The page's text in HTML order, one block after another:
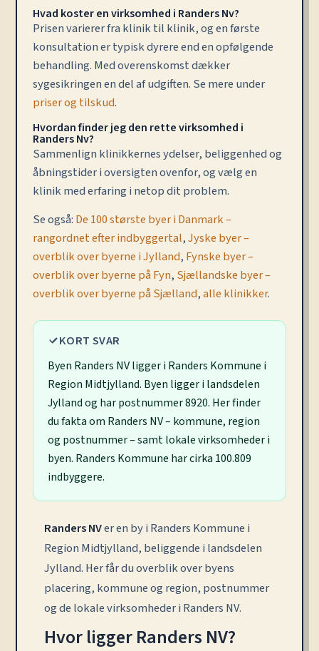
Hvad koster en virksomhed i Randers Nv?
Prisen varierer fra klinik til klinik, og en første
konsultation er typisk dyrere end en opfølgende
behandling. Med overenskomst dækker
sygesikringen en del af udgiften. Se mere under
priser og tilskud.
Hvordan finder jeg den rette virksomhed i
Randers Nv?
Sammenlign klinikkernes ydelser, beliggenhed og
åbningstider i oversigten ovenfor, og vælg en
klinik med erfaring i netop dit problem.
Se også: De 100 største byer i Danmark –
rangordnet efter indbyggertal,Jyske byer –
overblik over byerne i Jylland, Fynske byer –
overblik over byerne på Fyn, Sjællandske byer –
overblik over byerne på Sjælland,alle klinikker.
KORT SVAR
Byen Randers NV ligger i Randers Kommune i
Region Midtjylland. Byen ligger i landsdelen
Jylland og har postnummer 8920. Her finder
du fakta om Randers NV – kommune, region
og postnummer – samt lokale virksomheder i
byen. Randers Kommune har cirka 100.809
indbyggere.
Randers NVer en by i Randers Kommune i
Region Midtjylland, beliggende i landsdelen
Jylland. Her får du overblik over byens
placering, kommune og region, postnummer
og de lokale virksomheder i Randers NV.
Hvor ligger Randers NV?